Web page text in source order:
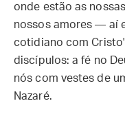
onde estão as
nossos amores — aí
cotidiano com
discípulos: a fé no
nós com vestes de
Nazaré.